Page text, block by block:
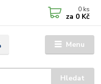
Menu
Hledat
0 ks
za 0 Kč